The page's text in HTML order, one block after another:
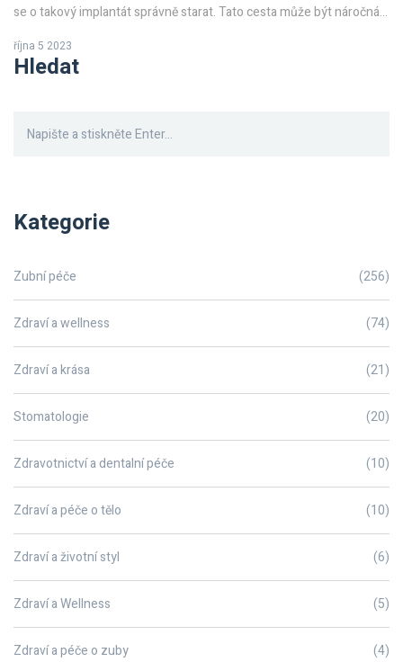
se o takový implantát správně starat. Tato cesta může být náročná,
článku. Neváhejte a pojďme na to společně prozkoumat tento
fascinující svět stomatologie.
října 5 2023
Hledat
Kategorie
Zubní péče (256)
Zdraví a wellness (74)
Zdraví a krása (21)
Stomatologie (20)
Zdravotnictví a dentalní péče (10)
Zdraví a péče o tělo (10)
Zdraví a životní styl (6)
Zdraví a Wellness (5)
Zdraví a péče o zuby (4)